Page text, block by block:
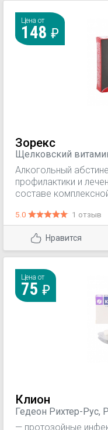
Цена от
148
Зорекс
Щелковский
Алкогольный
профилактики и
составе
неорганическими
золота, хрома,
висмута, сурьмы,
гликозидами.
5.0 1 отзыв
Нравится
Цена от
75
Клион
Гедеон Рихтер-Рус,
— протозойные